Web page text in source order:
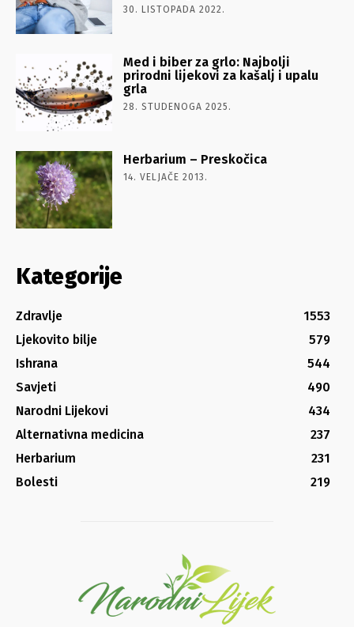
30. LISTOPADA 2022.
Med i biber za grlo: Najbolji
prirodni lijekovi za kašalj i upalu
grla
28. STUDENOGA 2025.
Herbarium – Preskočica
14. VELJAČE 2013.
Kategorije
Zdravlje
1553
Ljekovito bilje
579
Ishrana
544
Savjeti
490
Narodni Lijekovi
434
Alternativna medicina
237
Herbarium
231
Bolesti
219